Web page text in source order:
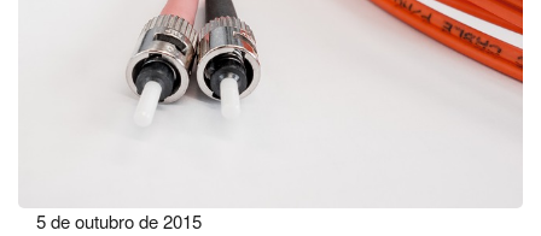
5 de outubro de 2015